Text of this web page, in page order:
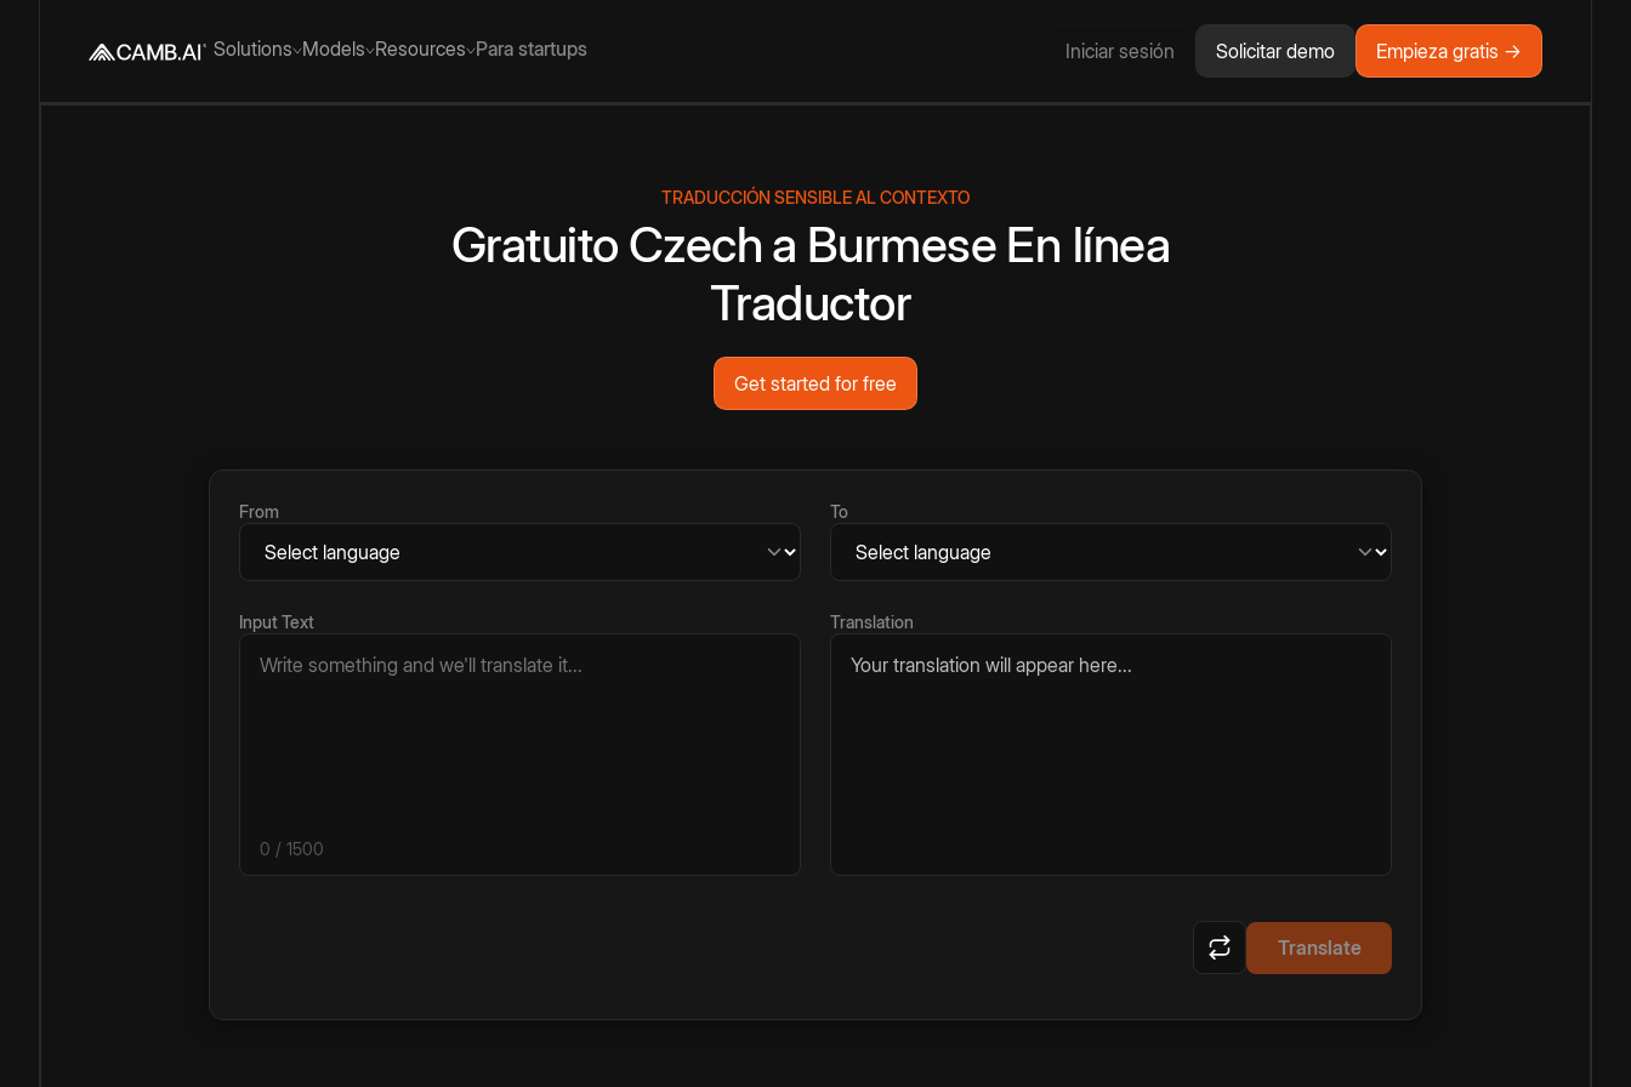
Solutions Models Resources Para startups Iniciar sesión Solicitar demo Empieza gratis →
TRADUCCIÓN SENSIBLE AL CONTEXTO
Gratuito Czech a Burmese En línea
Traductor
Get started for free
From To
Input Text
0 / 1500
Translation
Your translation will appear here...
Translate